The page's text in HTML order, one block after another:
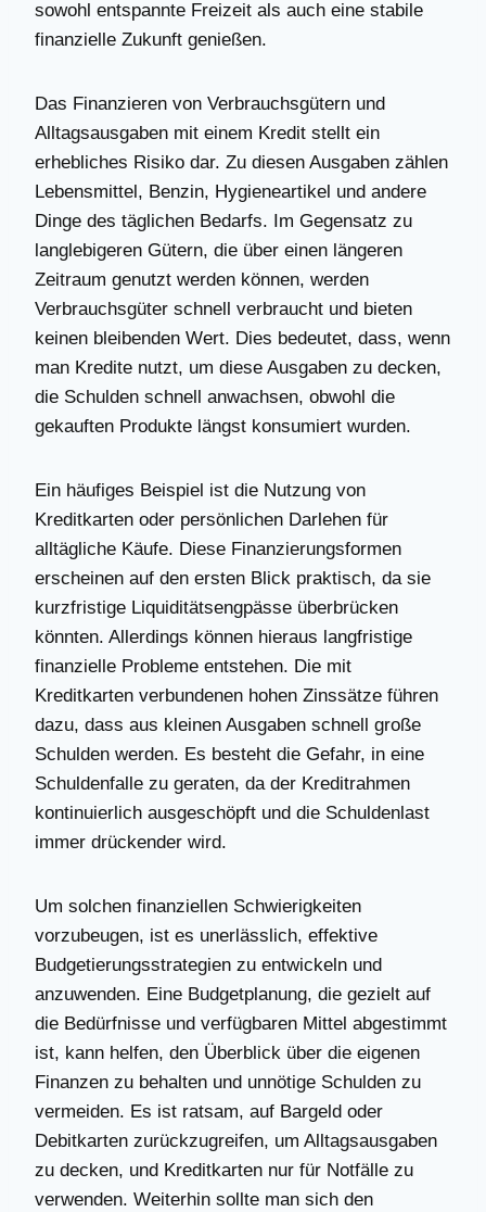
sowohl entspannte Freizeit als auch eine stabile
finanzielle Zukunft genießen.
Das Finanzieren von Verbrauchsgütern und
Alltagsausgaben mit einem Kredit stellt ein
erhebliches Risiko dar. Zu diesen Ausgaben zählen
Lebensmittel, Benzin, Hygieneartikel und andere
Dinge des täglichen Bedarfs. Im Gegensatz zu
langlebigeren Gütern, die über einen längeren
Zeitraum genutzt werden können, werden
Verbrauchsgüter schnell verbraucht und bieten
keinen bleibenden Wert. Dies bedeutet, dass, wenn
man Kredite nutzt, um diese Ausgaben zu decken,
die Schulden schnell anwachsen, obwohl die
gekauften Produkte längst konsumiert wurden.
Ein häufiges Beispiel ist die Nutzung von
Kreditkarten oder persönlichen Darlehen für
alltägliche Käufe. Diese Finanzierungsformen
erscheinen auf den ersten Blick praktisch, da sie
kurzfristige Liquiditätsengpässe überbrücken
könnten. Allerdings können hieraus langfristige
finanzielle Probleme entstehen. Die mit
Kreditkarten verbundenen hohen Zinssätze führen
dazu, dass aus kleinen Ausgaben schnell große
Schulden werden. Es besteht die Gefahr, in eine
Schuldenfalle zu geraten, da der Kreditrahmen
kontinuierlich ausgeschöpft und die Schuldenlast
immer drückender wird.
Um solchen finanziellen Schwierigkeiten
vorzubeugen, ist es unerlässlich, effektive
Budgetierungsstrategien zu entwickeln und
anzuwenden. Eine Budgetplanung, die gezielt auf
die Bedürfnisse und verfügbaren Mittel abgestimmt
ist, kann helfen, den Überblick über die eigenen
Finanzen zu behalten und unnötige Schulden zu
vermeiden. Es ist ratsam, auf Bargeld oder
Debitkarten zurückzugreifen, um Alltagsausgaben
zu decken, und Kreditkarten nur für Notfälle zu
verwenden. Weiterhin sollte man sich den